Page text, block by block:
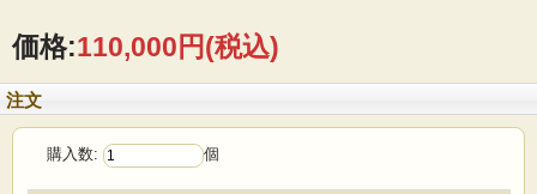
価格:110,000円(税込)
注文
購入数: 個